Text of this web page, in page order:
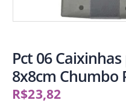
Pct 06
8x8cm Chumbo
R$23,82